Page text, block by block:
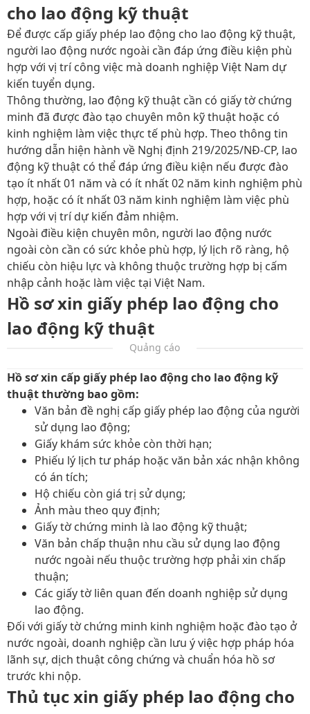
cho lao động kỹ thuật
Để được cấp giấy phép lao động cho lao động kỹ thuật,
người lao động nước ngoài cần đáp ứng điều kiện phù
hợp với vị trí công việc mà doanh nghiệp Việt Nam dự
kiến tuyển dụng.
Thông thường, lao động kỹ thuật cần có giấy tờ chứng
minh đã được đào tạo chuyên môn kỹ thuật hoặc có
kinh nghiệm làm việc thực tế phù hợp. Theo thông tin
hướng dẫn hiện hành về Nghị định 219/2025/NĐ-CP, lao
động kỹ thuật có thể đáp ứng điều kiện nếu được đào
tạo ít nhất 01 năm và có ít nhất 02 năm kinh nghiệm phù
hợp, hoặc có ít nhất 03 năm kinh nghiệm làm việc phù
hợp với vị trí dự kiến đảm nhiệm.
Ngoài điều kiện chuyên môn, người lao động nước
ngoài còn cần có sức khỏe phù hợp, lý lịch rõ ràng, hộ
chiếu còn hiệu lực và không thuộc trường hợp bị cấm
nhập cảnh hoặc làm việc tại Việt Nam.
Hồ sơ xin giấy phép lao động cho
lao động kỹ thuật
Quảng cáo
Hồ sơ xin cấp giấy phép lao động cho lao động kỹ
thuật thường bao gồm:
Văn bản đề nghị cấp giấy phép lao động của người
sử dụng lao động;
Giấy khám sức khỏe còn thời hạn;
Phiếu lý lịch tư pháp hoặc văn bản xác nhận không
có án tích;
Hộ chiếu còn giá trị sử dụng;
Ảnh màu theo quy định;
Giấy tờ chứng minh là lao động kỹ thuật;
Văn bản chấp thuận nhu cầu sử dụng lao động
nước ngoài nếu thuộc trường hợp phải xin chấp
thuận;
Các giấy tờ liên quan đến doanh nghiệp sử dụng
lao động.
Đối với giấy tờ chứng minh kinh nghiệm hoặc đào tạo ở
nước ngoài, doanh nghiệp cần lưu ý việc hợp pháp hóa
lãnh sự, dịch thuật công chứng và chuẩn hóa hồ sơ
trước khi nộp.
Thủ tục xin giấy phép lao động cho